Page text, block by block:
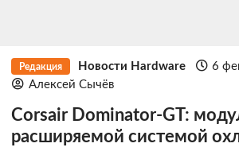
Редакция Новости Hardware
6
Алексей Сычёв
Corsair Dominator-GT:
расширяемой системой